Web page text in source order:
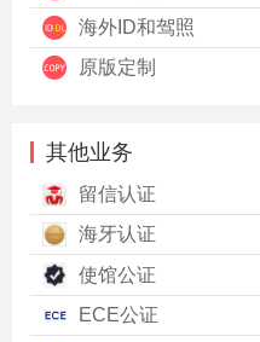
海外ID和驾照
原版定制
其他业务
留信认证
海牙认证
使馆公证
ECE公证